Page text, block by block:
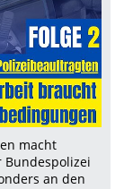
macht
Bundespolizei
an den